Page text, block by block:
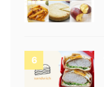
6